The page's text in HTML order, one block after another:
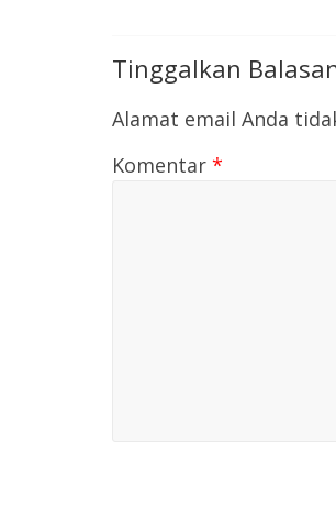
Tinggalkan
Alamat email Anda
Komentar *